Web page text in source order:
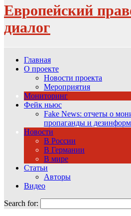
Европейский
диалог
Главная
О проекте
Новости проекта
Мероприятия
Мониторинг
Фейк ньюс
Fake News: отчеты о
пропаганды и
Новости
В России
В Германии
В мире
Статьи
Авторы
Видео
Search for: